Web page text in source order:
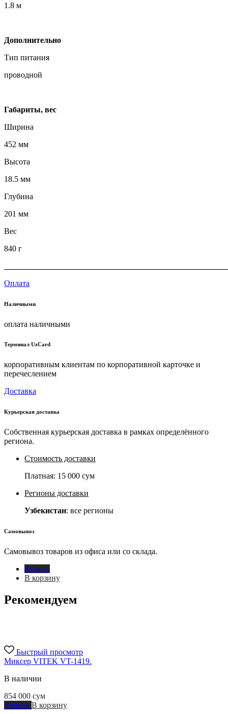
1.8 м
Дополнительно
Тип питания
проводной
Габариты, вес
Ширина
452 мм
Высота
18.5 мм
Глубина
201 мм
Вес
840 г
Оплата
Наличными
оплата наличными
Терминал UzCard
корпоративным клиентам по корпоративной карточке и
перечеслением
Доставка
Курьерская доставка
Собственная курьерская доставка в рамках определённого
региона.
Стоимость доставки
Платная: 15 000 сум
Регионы доставки
Узбекистан: все регионы
Самовывоз
Самовывоз товаров из офиса или со склада.
Купить
В корзину
Рекомендуем
Быстрый просмотр
Миксер VITEK VT-1419.
В наличии
854 000 сум
Купить В корзину